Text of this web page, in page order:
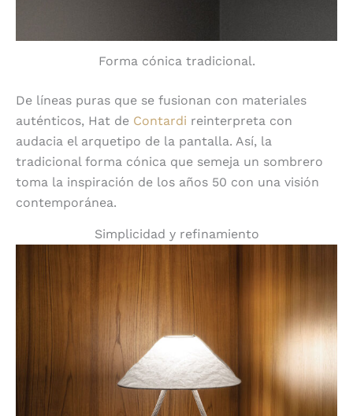
Forma cónica tradicional.
De líneas puras que se fusionan con materiales
auténticos, Hat de Contardi reinterpreta con
audacia el arquetipo de la pantalla. Así, la
tradicional forma cónica que semeja un sombrero
toma la inspiración de los años 50 con una visión
contemporánea.
Simplicidad y refinamiento